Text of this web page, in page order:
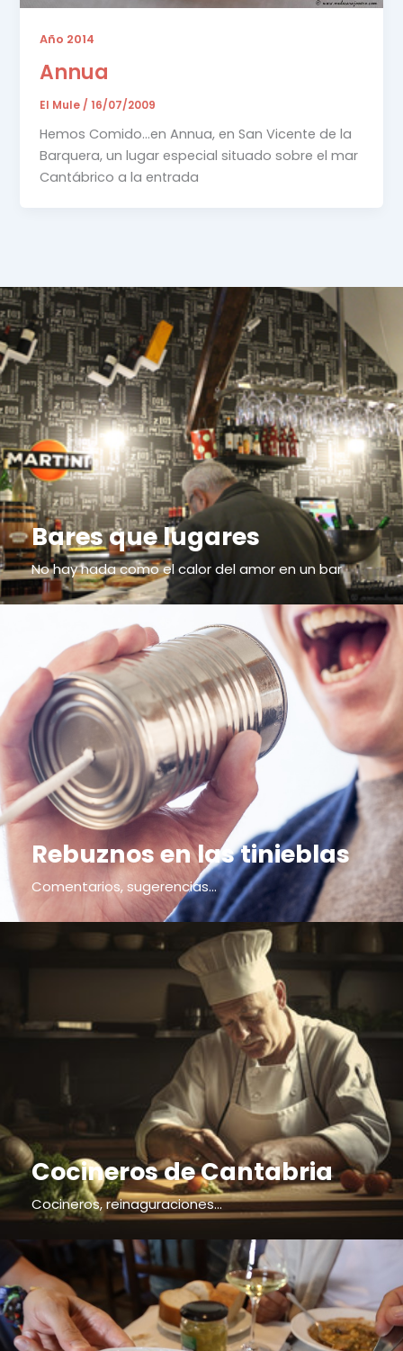
Año 2014
Annua
El Mule /16/07/2009
Hemos Comido…en Annua, en San Vicente de la
Barquera, un lugar especial situado sobre el mar
Cantábrico a la entrada
Bares que lugares
No hay nada como el calor del amor en un bar
Rebuznos en las tinieblas
Comentarios, sugerencias...
Cocineros de Cantabria
Cocineros, reinaguraciones...